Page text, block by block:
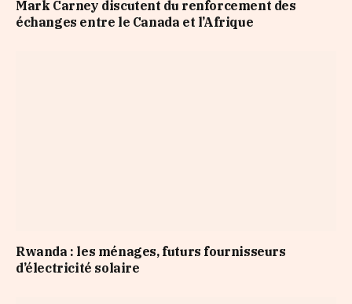
Mark Carney discutent du renforcement des
échanges entre le Canada et l’Afrique
Rwanda : les ménages, futurs fournisseurs
d’électricité solaire